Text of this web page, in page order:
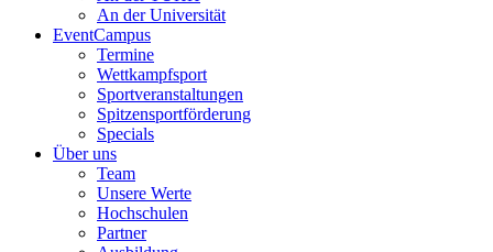
An der Universität
EventCampus
Termine
Wettkampfsport
Sportveranstaltungen
Spitzensportförderung
Specials
Über uns
Team
Unsere Werte
Hochschulen
Partner